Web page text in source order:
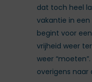
dat toch heel
vakantie in een
begint voor
vrijheid weer
weer
overigens naar